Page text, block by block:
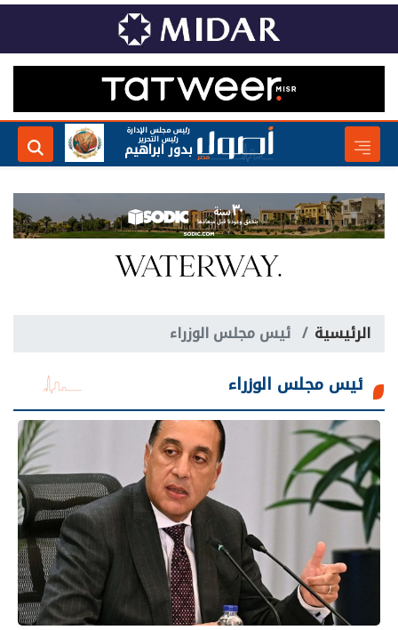
رئيس مجلس الإدارة
رئيس التحرير
بدور ابراهيم
الرئيسية ئيس مجلس الوزراء
ئيس مجلس الوزراء